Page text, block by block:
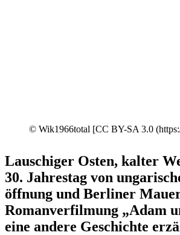
© Wik1966total [CC BY-SA 3.0
Lauschiger Osten, kalter
30. Jahrestag von
öffnung und Berliner
Roman­ver­filmung „Adam
eine andere Geschichte